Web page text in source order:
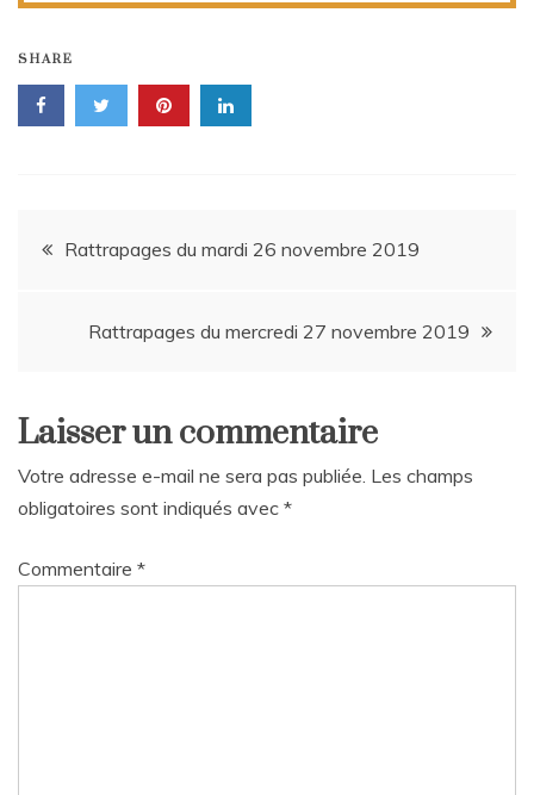
SHARE
Navigation
Rattrapages du mardi 26 novembre 2019
Rattrapages du mercredi 27 novembre 2019
Laisser un commentaire
Votre adresse e-mail ne sera pas publiée. Les champs
obligatoires sont indiqués avec *
Commentaire *